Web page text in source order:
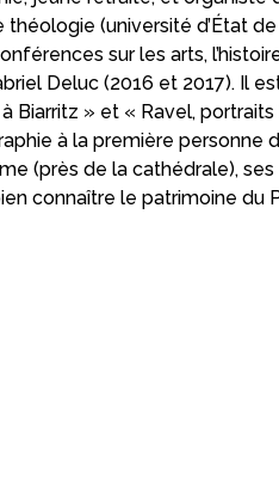
théologie (université d’État
sur les arts,
Deluc (2016 et 2017). Il
Biarritz » et « Ravel,
à la première personne
(près de la cathédrale), ses
connaître le patrimoine du